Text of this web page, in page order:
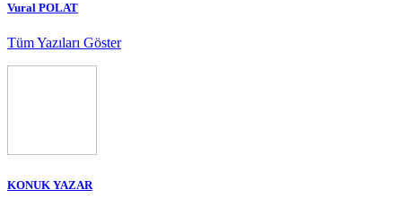
Vural POLAT
Tüm Yazıları Göster
KONUK YAZAR